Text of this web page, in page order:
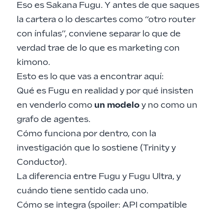
Eso es Sakana Fugu. Y antes de que saques
la cartera o lo descartes como “otro router
con ínfulas”, conviene separar lo que de
verdad trae de lo que es marketing con
kimono.
Esto es lo que vas a encontrar aquí:
Qué es Fugu en realidad y por qué insisten
en venderlo como un modeloy no como un
grafo de agentes.
Cómo funciona por dentro, con la
investigación que lo sostiene (Trinity y
Conductor).
La diferencia entre Fugu y Fugu Ultra, y
cuándo tiene sentido cada uno.
Cómo se integra (spoiler: API compatible